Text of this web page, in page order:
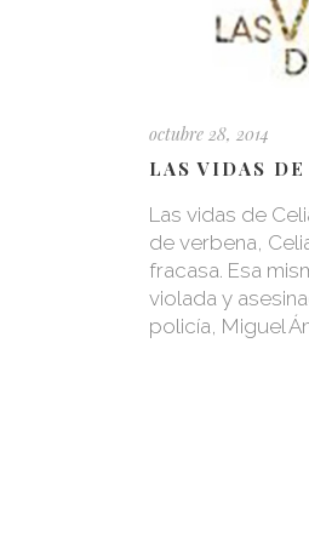
octubre 28, 2014
LAS VIDAS
Las vidas de
de verbena,
fracasa. Esa
violada y
policía, Miguel